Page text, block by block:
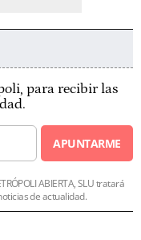
para recibir las
APUNTARME
ABIERTA, SLU tratará
de actualidad.